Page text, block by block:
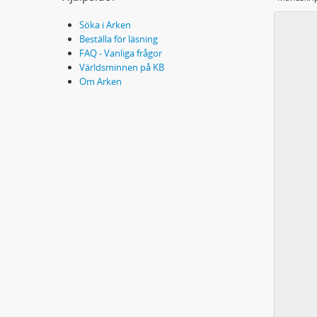
Söka i Arken
Beställa för läsning
FAQ - Vanliga frågor
Världsminnen på KB
Om Arken